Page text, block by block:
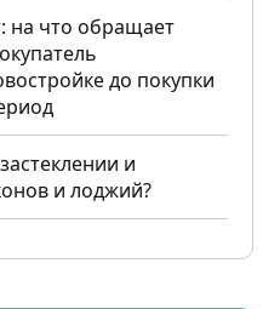
на что обращает
до покупки
и
и лоджий?